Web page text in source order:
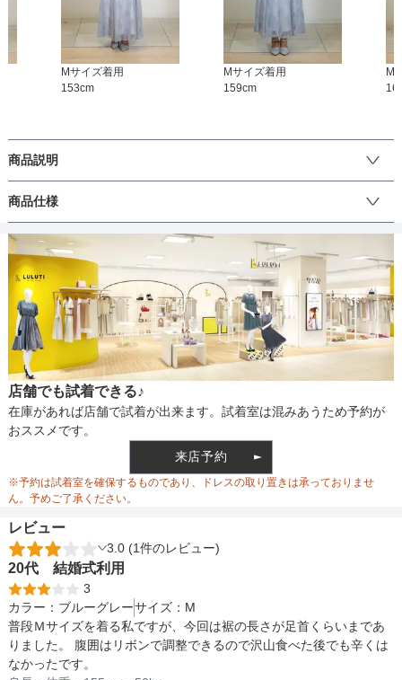
そでの長さ
アームホール
ウエスト
ヒップ
すそまわり - -
Mサイズ着用
153cm
Mサイズ着用
159cm
M
商品説明
品の良い華やかさを演出する総レースパーティードレス。
ラメ感のある糸で織られたレースをを使用しているので、動くたび
にほのかに煌めきます。
ウエスト部分には取り外し可能なサテンリボンが付いており、絶妙
な配色のサテンリボンが印象を引き締めます。
リボンは前で結ぶ以外にも後ろで結んだり、リボンを取外してAライ
ンドレスとして着用したり、様々な着こなしを楽しめます。
袖部分には裏地を付けずに軽やかな印象に仕上げました。
ギャザーを寄せた袖は二の腕のラインを拾わずに着られるデザイン
です。
無地のシンプルなデザインのシューズやバッグを合わせることでド
レスを引き立たせるコーディネートになります。
ラメ素材や箔加工素材と好相性です。
結婚式や二次会などのパーティーシーンにはもちろん、女子会など
おしゃれを楽しみたい日にもおすすめの1枚です。
商品仕様
丈 ひざ上 ひざ下 ミモレ パンツ
生地の厚さ 薄い 厚め
裏地 あり
ウエスト調整 ベルト調整
備考
素材
表地：ナイロン73％　コットン19％　ポリ
エステル8％　裏地：ポリエステル100%
店舗でも試着できる♪
在庫があれば店舗で試着が出来ます。試着室は混みあうため予約が
おススメです。
来店予約
※予約は試着室を確保するものであり、ドレスの取り置きは承っておりませ
ん。予めご了承ください。
レビュー
3.0 (1件のレビュー)
20代 結婚式利用
3
カラー： ブルーグレーサイズ： M
普段Ｍサイズを着る私ですが、今回は裾の長さが足首くらいまであ
りました。 腹囲はリボンで調整できるので沢山食べた後でも辛くは
なかったです。